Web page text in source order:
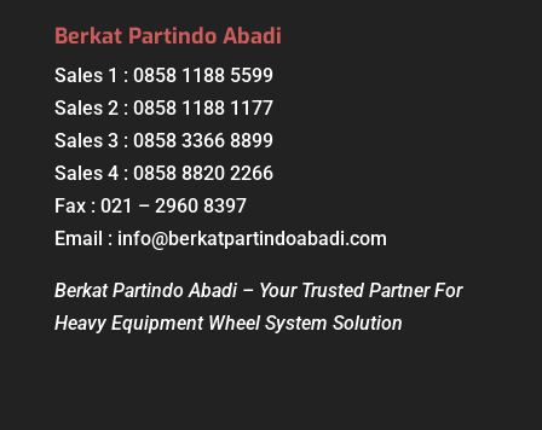
Berkat Partindo Abadi
Sales 1 : 0858 1188 5599
Sales 2 : 0858 1188 1177
Sales 3 : 0858 3366 8899
Sales 4 : 0858 8820 2266
Fax : 021 – 2960 8397
Email : info@berkatpartindoabadi.com
Berkat Partindo Abadi – Your Trusted Partner For
Heavy Equipment Wheel System Solution